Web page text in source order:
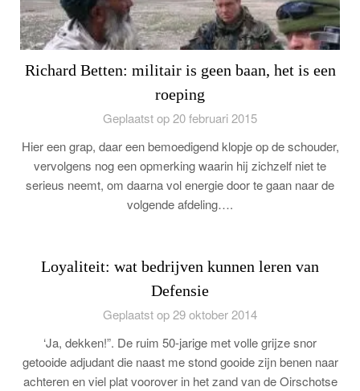
Richard Betten: militair is geen baan, het is een
roeping
Geplaatst op 20 februari 2015
Hier een grap, daar een bemoedigend klopje op de schouder,
vervolgens nog een opmerking waarin hij zichzelf niet te
serieus neemt, om daarna vol energie door te gaan naar de
volgende afdeling….
Loyaliteit: wat bedrijven kunnen leren van
Defensie
Geplaatst op 29 oktober 2014
‘Ja, dekken!”. De ruim 50-jarige met volle grijze snor
getooide adjudant die naast me stond gooide zijn benen naar
achteren en viel plat voorover in het zand van de Oirschotse